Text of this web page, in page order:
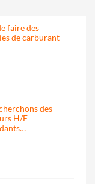
faire des
de carburant
des
H/F